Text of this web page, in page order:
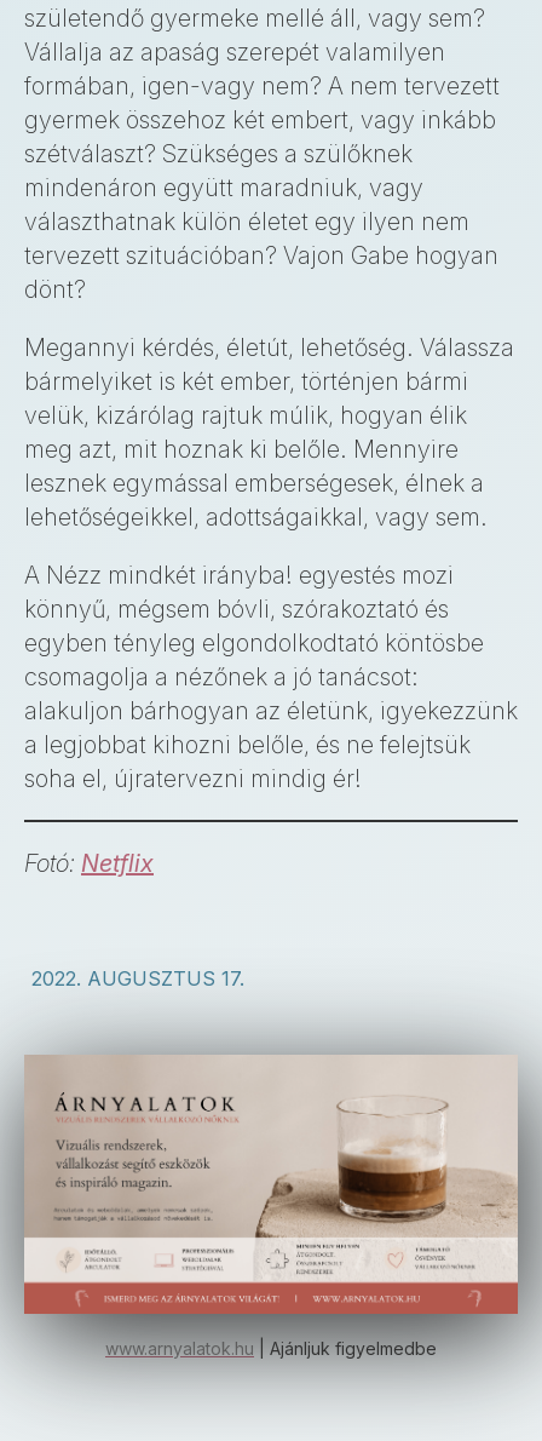
születendő gyermeke mellé áll, vagy sem?
Vállalja az apaság szerepét valamilyen
formában, igen-vagy nem? A nem tervezett
gyermek összehoz két embert, vagy inkább
szétválaszt? Szükséges a szülőknek
mindenáron együtt maradniuk, vagy
választhatnak külön életet egy ilyen nem
tervezett szituációban? Vajon Gabe hogyan
dönt?
Megannyi kérdés, életút, lehetőség. Válassza
bármelyiket is két ember, történjen bármi
velük, kizárólag rajtuk múlik, hogyan élik
meg azt, mit hoznak ki belőle. Mennyire
lesznek egymással emberségesek, élnek a
lehetőségeikkel, adottságaikkal, vagy sem.
A Nézz mindkét irányba! egyestés mozi
könnyű, mégsem bóvli, szórakoztató és
egyben tényleg elgondolkodtató köntösbe
csomagolja a nézőnek a jó tanácsot:
alakuljon bárhogyan az életünk, igyekezzünk
a legjobbat kihozni belőle, és ne felejtsük
soha el, újratervezni mindig ér!
Fotó: Netflix
2022. AUGUSZTUS 17.
www.arnyalatok.hu | Ajánljuk figyelmedbe